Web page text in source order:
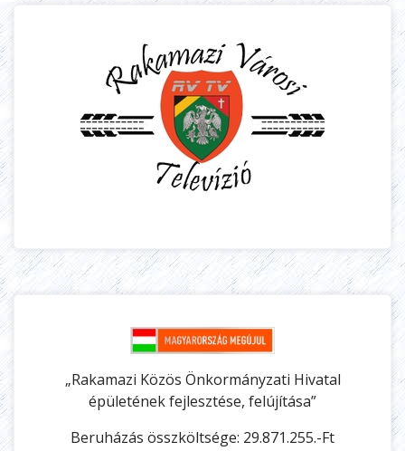
„Rakamazi Közös Önkormányzati Hivatal
épületének fejlesztése, felújítása”
Beruházás összköltsége: 29.871.255.-Ft